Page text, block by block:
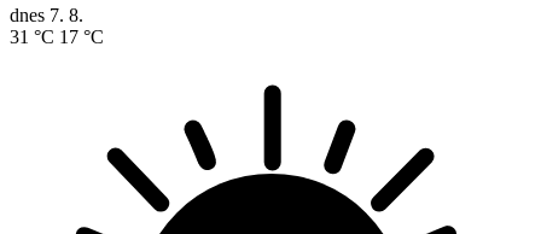
dnes 7. 8.
31 °C 17 °C